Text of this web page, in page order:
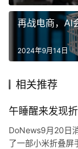
再战电商，AI
2024年9月14日
相关推荐
午睡醒来发现
DoNews9月20日
了一部小米折叠屏